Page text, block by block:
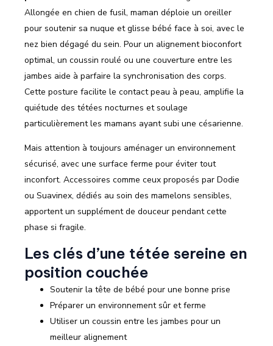
Allongée en chien de fusil, maman déploie un oreiller
pour soutenir sa nuque et glisse bébé face à soi, avec le
nez bien dégagé du sein. Pour un alignement bioconfort
optimal, un coussin roulé ou une couverture entre les
jambes aide à parfaire la synchronisation des corps.
Cette posture facilite le contact peau à peau, amplifie la
quiétude des tétées nocturnes et soulage
particulièrement les mamans ayant subi une césarienne.
Mais attention à toujours aménager un environnement
sécurisé, avec une surface ferme pour éviter tout
inconfort. Accessoires comme ceux proposés par Dodie
ou Suavinex, dédiés au soin des mamelons sensibles,
apportent un supplément de douceur pendant cette
phase si fragile.
Les clés d’une tétée sereine en
position couchée
Soutenir la tête de bébé pour une bonne prise
Préparer un environnement sûr et ferme
Utiliser un coussin entre les jambes pour un
meilleur alignement